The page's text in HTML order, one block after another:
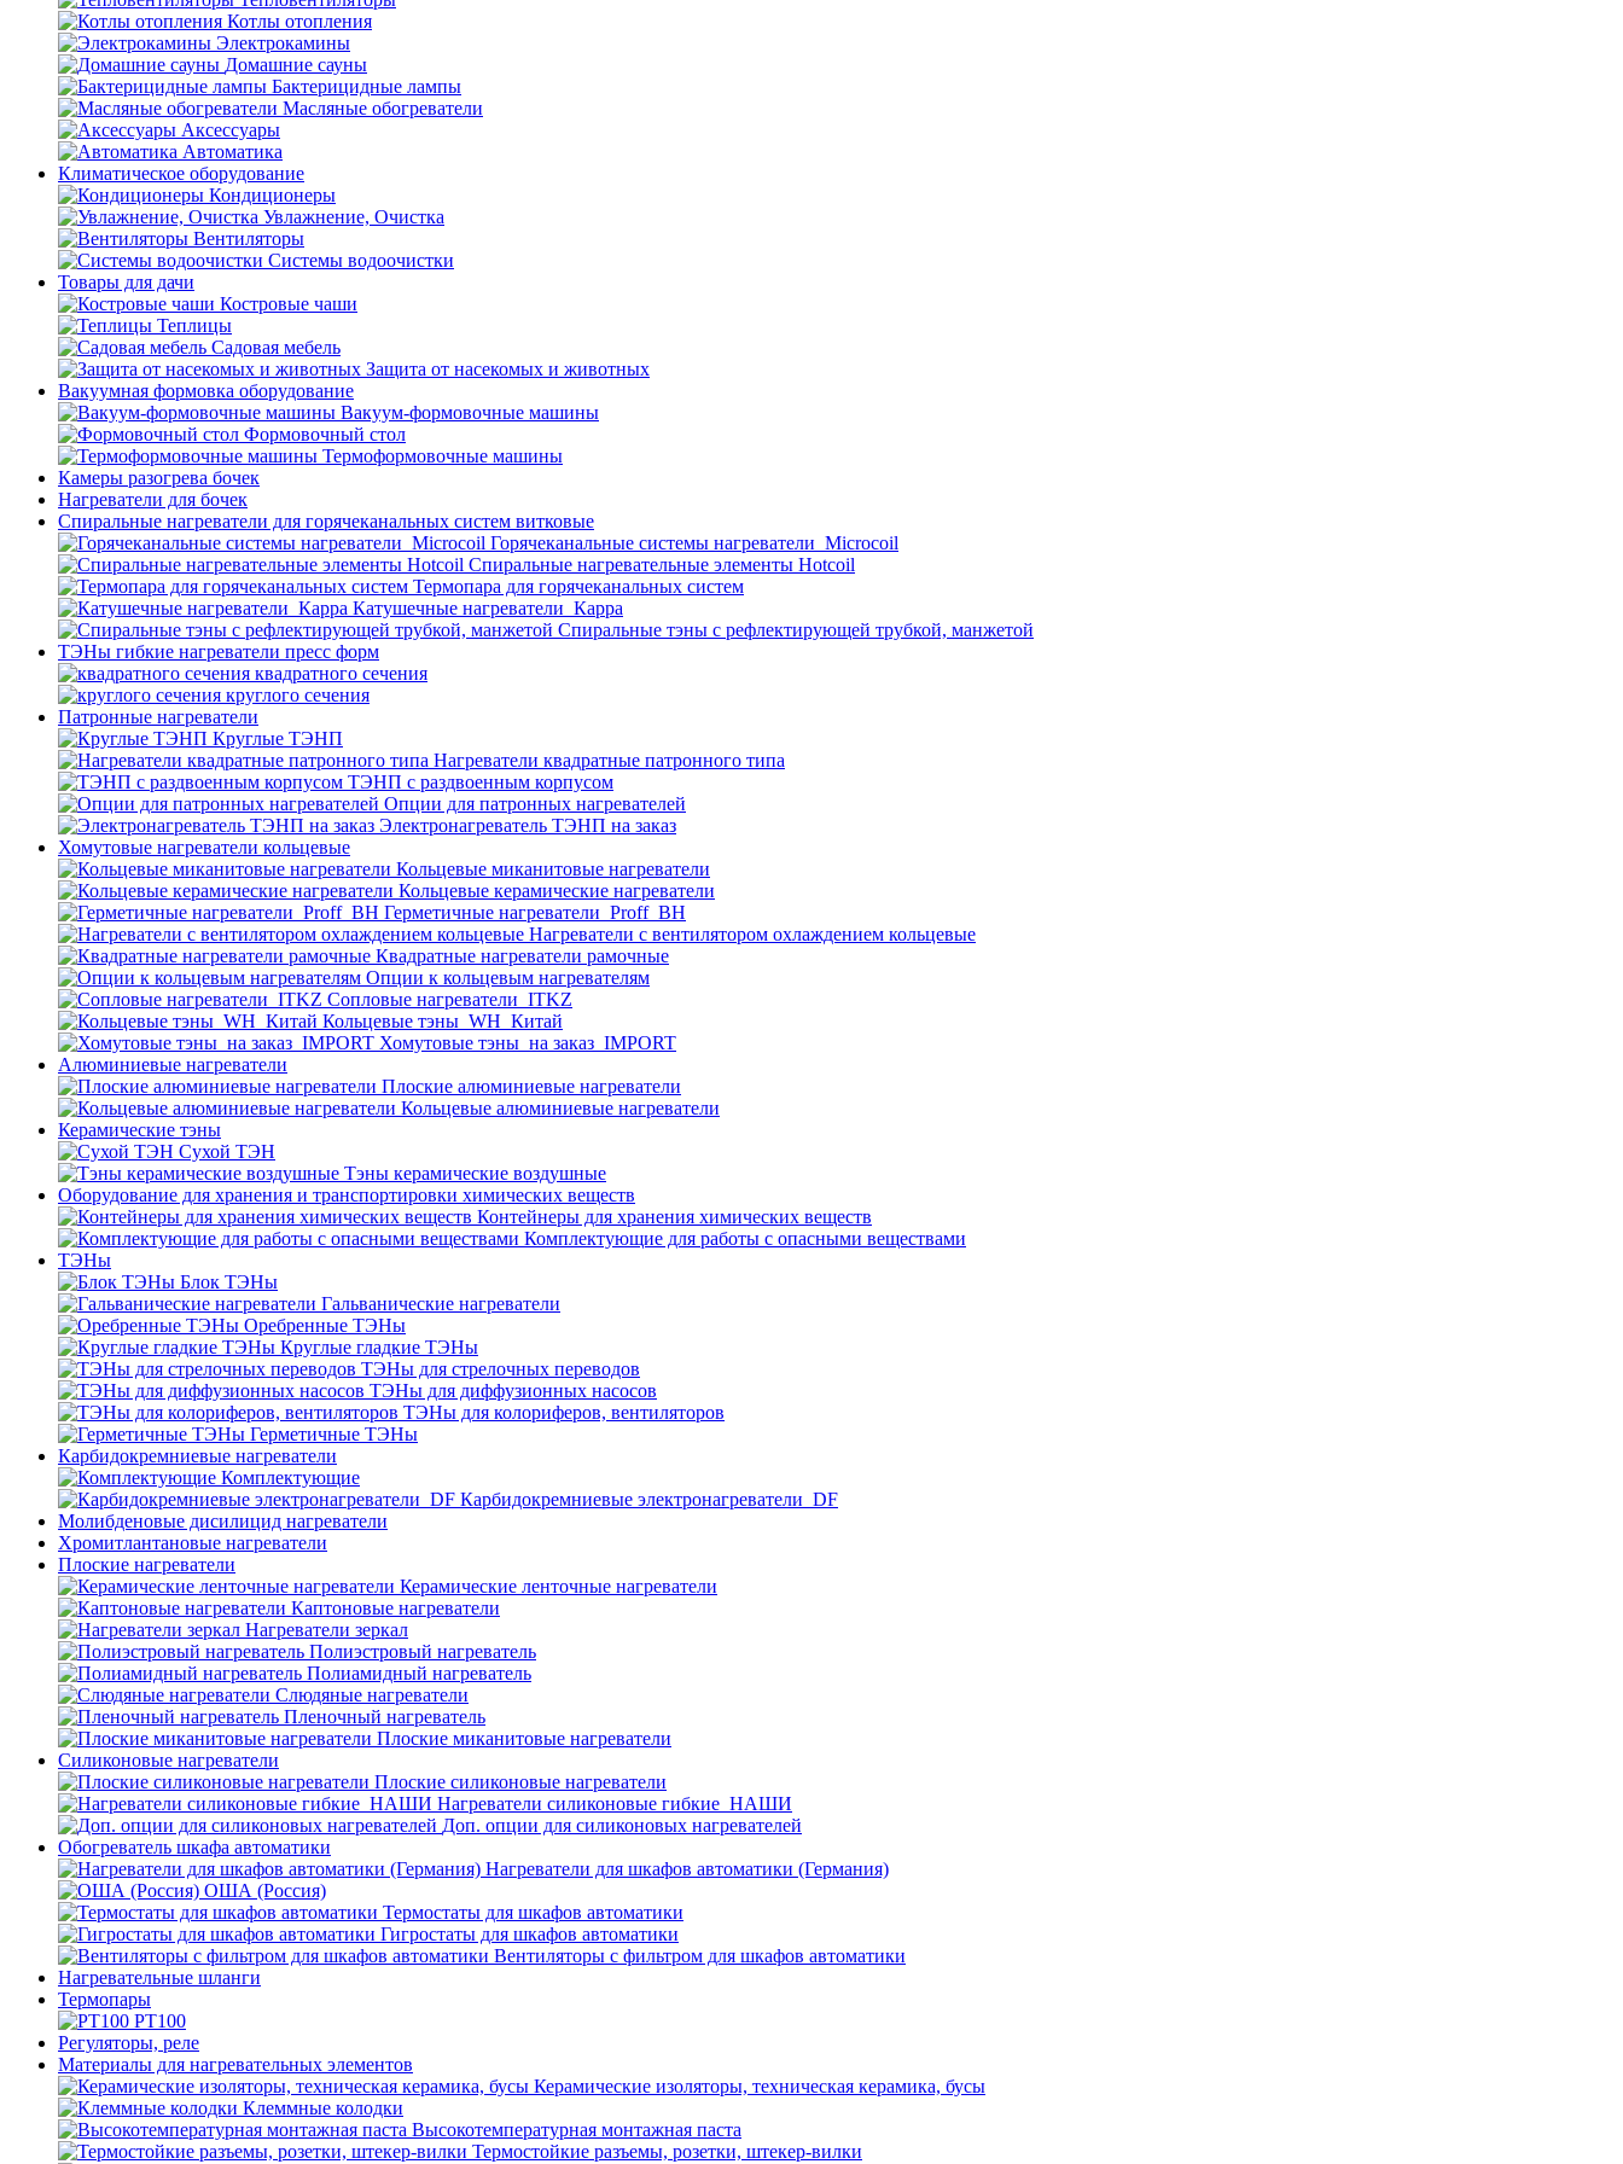
Котлы отопления
Электрокамины
Домашние сауны
Бактерицидные лампы
Масляные обогреватели
Аксессуары
Автоматика
Климатическое оборудование
Кондиционеры
Увлажнение, Очистка
Вентиляторы
Системы водоочистки
Товары для дачи
Костровые чаши
Теплицы
Садовая мебель
Защита от насекомых и животных
Вакуумная формовка оборудование
Вакуум-формовочные машины
Формовочный стол
Термоформовочные машины
Камеры разогрева бочек
Нагреватели для бочек
Спиральные нагреватели для горячеканальных систем витковые
Горячеканальные системы нагреватели_Microcoil
Спиральные нагревательные элементы Hotcoil
Термопара для горячеканальных систем
Катушечные нагреватели_Карра
Спиральные тэны с рефлектирующей трубкой, манжетой
ТЭНы гибкие нагреватели пресс форм
квадратного сечения
круглого сечения
Патронные нагреватели
Круглые ТЭНП
Нагреватели квадратные патронного типа
ТЭНП с раздвоенным корпусом
Опции для патронных нагревателей
Электронагреватель ТЭНП на заказ
Хомутовые нагреватели кольцевые
Кольцевые миканитовые нагреватели
Кольцевые керамические нагреватели
Герметичные нагреватели_Proff_BH
Нагреватели с вентилятором охлаждением кольцевые
Квадратные нагреватели рамочные
Опции к кольцевым нагревателям
Cопловые нагреватели_ITKZ
Кольцевые тэны_WH_Китай
Хомутовые тэны_на заказ_IMPORT
Алюминиевые нагреватели
Плоские алюминиевые нагреватели
Кольцевые алюминиевые нагреватели
Керамические тэны
Сухой ТЭН
Тэны керамические воздушные
Оборудование для хранения и транспортировки химических веществ
Контейнеры для хранения химических веществ
Комплектующие для работы с опасными веществами
ТЭНы
Блок ТЭНы
Гальванические нагреватели
Оребренные ТЭНы
Круглые гладкие ТЭНы
ТЭНы для стрелочных переводов
ТЭНы для диффузионных насосов
ТЭНы для колориферов, вентиляторов
Герметичные ТЭНы
Карбидокремниевые нагреватели
Комплектующие
Карбидокремниевые электронагреватели_DF
Молибденовые дисилицид нагреватели
Хромитлантановые нагреватели
Плоские нагреватели
Керамические ленточные нагреватели
Каптоновые нагреватели
Нагреватели зеркал
Полиэстровый нагреватель
Полиамидный нагреватель
Слюдяные нагреватели
Пленочный нагреватель
Плоские миканитовые нагреватели
Силиконовые нагреватели
Плоские силиконовые нагреватели
Нагреватели силиконовые гибкие_НАШИ
Доп. опции для силиконовых нагревателей
Обогреватель шкафа автоматики
Нагреватели для шкафов автоматики (Германия)
ОША (Россия)
Термостаты для шкафов автоматики
Гигростаты для шкафов автоматики
Вентиляторы с фильтром для шкафов автоматики
Нагревательные шланги
Термопары
PT100
Регуляторы, реле
Материалы для нагревательных элементов
Керамические изоляторы, техническая керамика, бусы
Клеммные колодки
Высокотемпературная монтажная паста
Термостойкие разъемы, розетки, штекер-вилки